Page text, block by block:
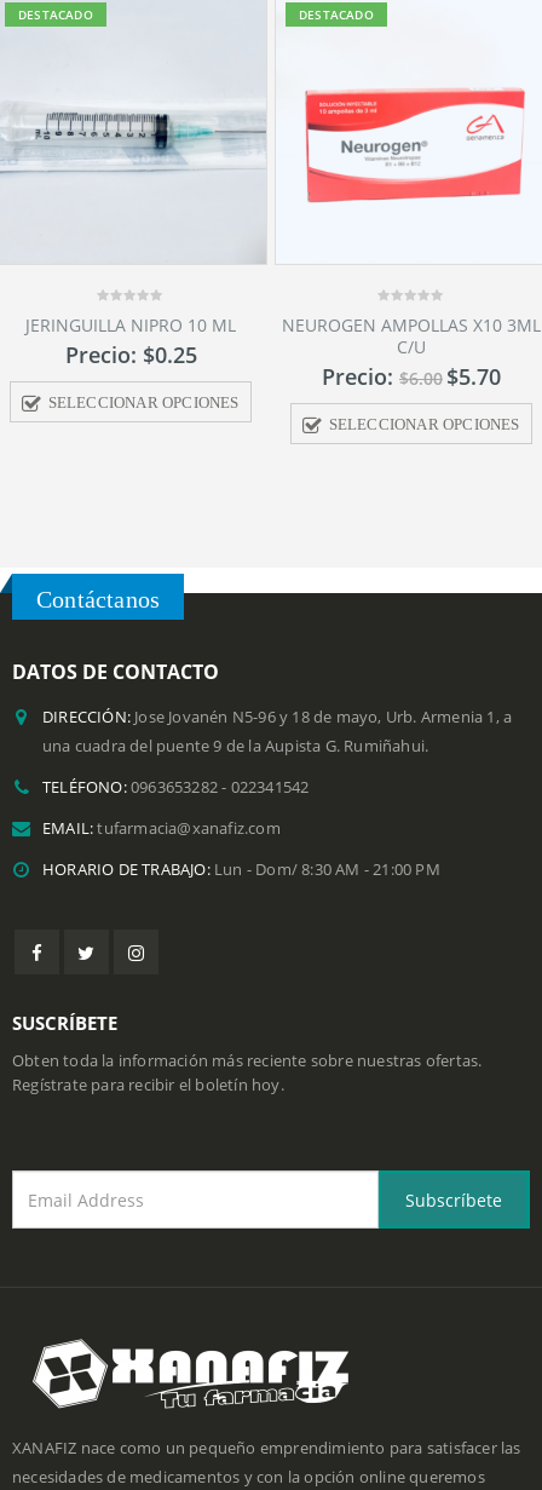
DESTACADO
out
5
NEUROGEN AMPOLLAS X10 3ML
C/U
Precio:$6.00$5.70
SELECCIONAR OPCIONES
DESTACADO
out
of
CEMIN 500MG AMPOLLAS X10
5ML C/U
Precio:$5.38$5.16
SELECCIONAR OPCIONES
Contáctanos
DATOS DE CONTACTO
DIRECCIÓN: Jose Jovanén N5-96 y 18 de mayo, Urb. Armenia 1, a
una cuadra del puente 9 de la Aupista G. Rumiñahui.
TELÉFONO:0963653282 - 022341542
EMAIL: tufarmacia@xanafiz.com
HORARIO DE TRABAJO: Lun - Dom/ 8:30 AM - 21:00 PM
SUSCRÍBETE
Obten toda la información más reciente sobre nuestras ofertas.
Regístrate para recibir el boletín hoy.
XANAFIZ nace como un pequeño emprendimiento para satisfacer las
necesidades de medicamentos y con la opción online queremos